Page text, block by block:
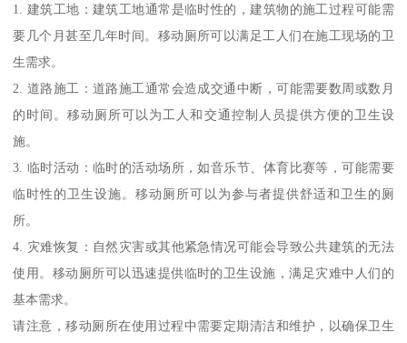
1. 建筑工地：建筑工地通常是临时性的，建筑物的施工过程可能需
要几个月甚至几年时间。移动厕所可以满足工人们在施工现场的卫
生需求。
2. 道路施工：道路施工通常会造成交通中断，可能需要数周或数月
的时间。移动厕所可以为工人和交通控制人员提供方便的卫生设
施。
3. 临时活动：临时的活动场所，如音乐节、体育比赛等，可能需要
临时性的卫生设施。移动厕所可以为参与者提供舒适和卫生的厕
所。
4. 灾难恢复：自然灾害或其他紧急情况可能会导致公共建筑的无法
使用。移动厕所可以迅速提供临时的卫生设施，满足灾难中人们的
基本需求。
请注意，移动厕所在使用过程中需要定期清洁和维护，以确保卫生